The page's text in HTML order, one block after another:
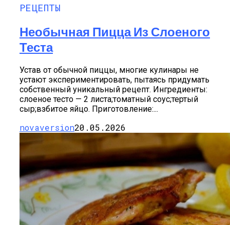
РЕЦЕПТЫ
Необычная Пицца Из Слоеного
Теста
Устав от обычной пиццы, многие кулинары не
устают экспериментировать, пытаясь придумать
собственный уникальный рецепт. Ингредиенты:
слоеное тесто — 2 листа;томатный соус;тертый
сыр;взбитое яйцо. Приготовление:...
novaversion20.05.2026